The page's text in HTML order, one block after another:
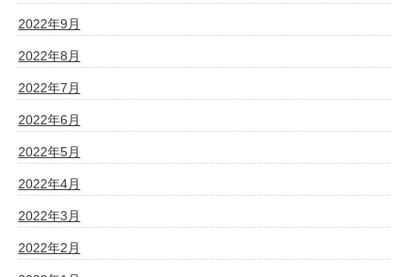
2022年9月
2022年8月
2022年7月
2022年6月
2022年5月
2022年4月
2022年3月
2022年2月